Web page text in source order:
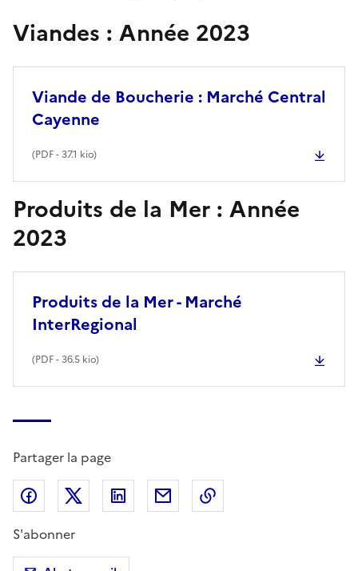
Viandes : Année 2023
Viande de Boucherie : Marché Central
Cayenne
(PDF- 37.1 kio)
Produits de la Mer : Année
2023
Produits de la Mer - Marché
InterRegional
(PDF- 36.5 kio)
Partager la page
Partager sur Facebook
Partager sur X (anciennement Twitter)
Partager sur LinkedIn
Partager par email
S'abonner